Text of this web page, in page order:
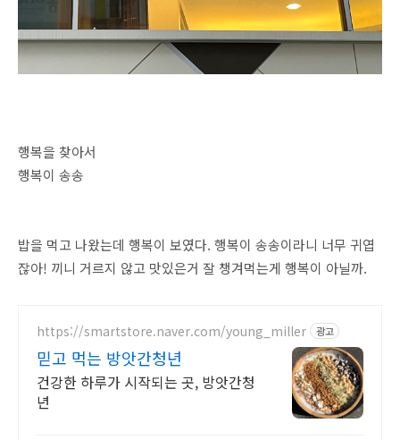
행복을 찾아서
행복이 송송
밥을 먹고 나왔는데 행복이 보였다. 행복이 송송이라니 너무 귀엽
잖아! 끼니 거르지 않고 맛있은거 잘 챙겨먹는게 행복이 아닐까.
https://smartstore.naver.com/young_miller 광고
믿고 먹는 방앗간청년
건강한 하루가 시작되는 곳, 방앗간청
년